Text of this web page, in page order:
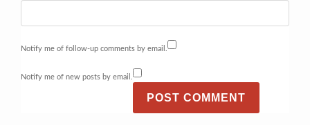
Notify me of follow-up comments by email.
Notify me of new posts by email.